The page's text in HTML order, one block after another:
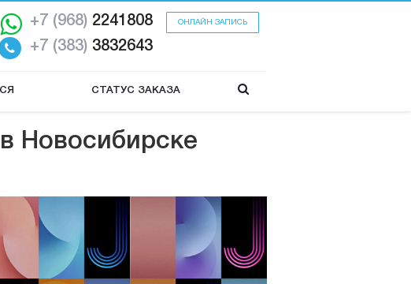
ОНЛАЙН ЗАПИСЬ
+7 (968) 2241808
+7 (383) 3832643
СТАТУС ЗАКАЗА
Новосибирске